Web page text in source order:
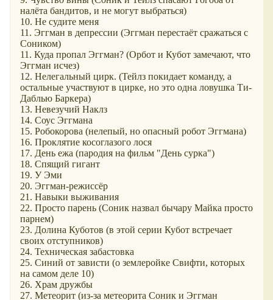
налёта бандитов, и не могут выбраться)
10. Не судите меня
11. Эггман в депрессии (Эггман перестаёт сражаться с
Соником)
11. Куда пропал Эггман? (Орбот и Кубот замечают, что
Эггман исчез)
12. Нелегальный цирк. (Тейлз покидает команду, а
остальные участвуют в цирке, но это одна ловушка Ти-
Даблью Баркера)
13. Невезучий Наклз
14. Соус Эггмана
15. Робокорова (нелепый, но опасный робот Эггмана)
16. Проклятие косоглазого лося
17. День ежа (пародия на фильм "День сурка")
18. Спящий гигант
19. У Эми
20. Эггман-режиссёр
21. Навыки выживания
22. Просто парень (Соник назвал бычару Майка просто
парнем)
23. Долина Куботов (в этой серии Кубот встречает
своих отступников)
24. Техническая забастовка
25. Синий от зависти (о землеройке Свифти, которых
на самом деле 10)
26. Храм дружбы
27. Метеорит (из-за метеорита Соник и Эггман